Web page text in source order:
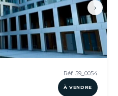
›
Réf. 59_0054
À VENDRE